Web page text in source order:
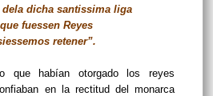
dela dicha santissima liga
fuessen Reyes
retener”.
que habían otorgado los reyes
en la rectitud del monarca